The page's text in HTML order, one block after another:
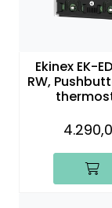
Ekinex EK-
RW,